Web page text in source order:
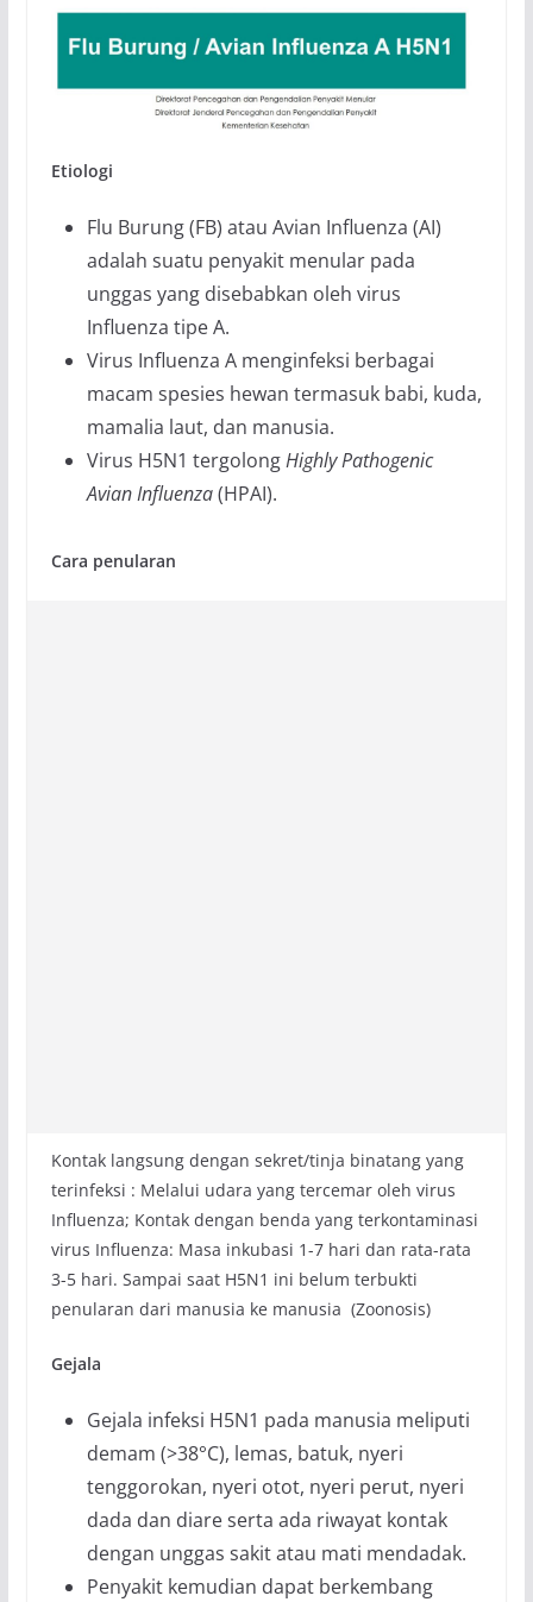
Etiologi
Flu Burung (FB) atau Avian Influenza (AI)
adalah suatu penyakit menular pada
unggas yang disebabkan oleh virus
Influenza tipe A.
Virus Influenza A menginfeksi berbagai
macam spesies hewan termasuk babi, kuda,
mamalia laut, dan manusia.
Virus H5N1 tergolongHighly Pathogenic
Avian Influenza(HPAI).
Cara penularan
Kontak langsung dengan sekret/tinja binatang yang
terinfeksi : Melalui udara yang tercemar oleh virus
Influenza; Kontak dengan benda yang terkontaminasi
virus Influenza: Masa inkubasi 1-7 hari dan rata-rata
3-5 hari. Sampai saat H5N1 ini belum terbukti
penularan dari manusia ke manusia (Zoonosis)
Gejala
Gejala infeksi H5N1 pada manusia meliputi
demam (>38°C), lemas, batuk, nyeri
tenggorokan, nyeri otot, nyeri perut, nyeri
dada dan diare serta ada riwayat kontak
dengan unggas sakit atau mati mendadak.
Penyakit kemudian dapat berkembang